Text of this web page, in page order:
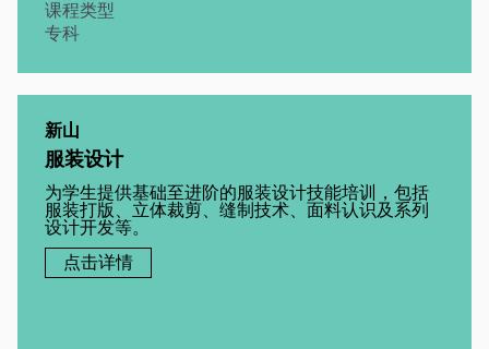
课程类型
专科
新山
服装设计
为学生提供基础至进阶的服装设计技能培训，包括
服装打版、立体裁剪、缝制技术、面料认识及系列
设计开发等。
点击详情